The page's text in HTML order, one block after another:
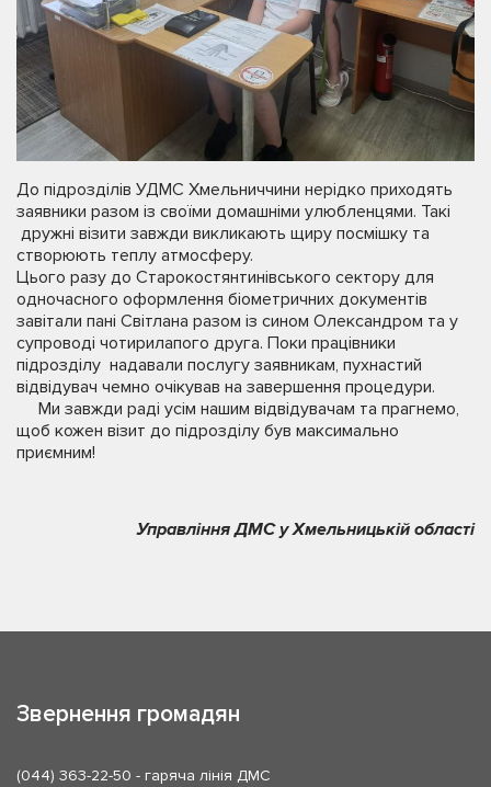
До підрозділів УДМС Хмельниччини нерідко приходять
заявники разом із своїми домашніми улюбленцями. Такі
дружні візити завжди викликають щиру посмішку та
створюють теплу атмосферу.
Цього разу до Старокостянтинівського сектору для
одночасного оформлення біометричних документів
завітали пані Світлана разом із сином Олександром та у
супроводі чотирилапого друга. Поки працівники
підрозділу надавали послугу заявникам, пухнастий
відвідувач чемно очікував на завершення процедури.
Ми завжди раді усім нашим відвідувачам та прагнемо,
щоб кожен візит до підрозділу був максимально
приємним!
Управління ДМС у Хмельницькій області
Звернення громадян
(044) 363-22-50 - гаряча лінія ДМС